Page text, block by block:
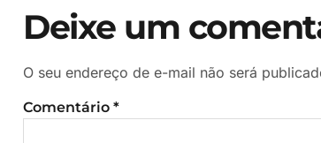
Deixe um
O seu endereço de e-mail não será
Comentário *